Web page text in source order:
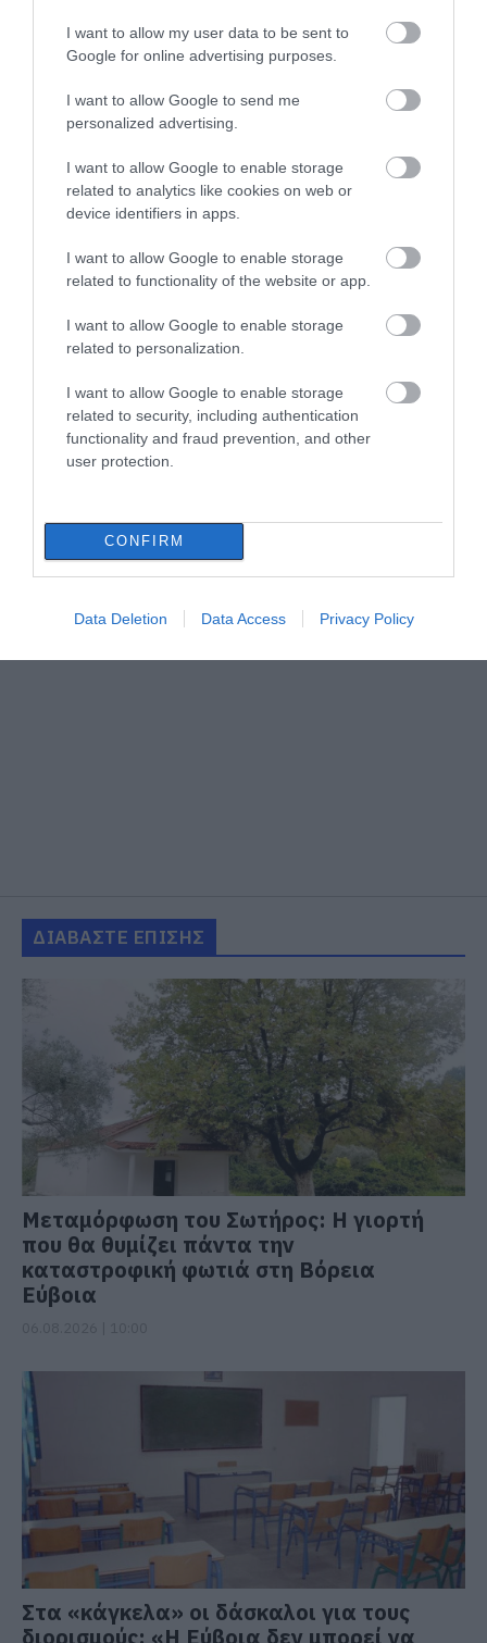
I want to allow my user data to be sent to
Google for online advertising purposes.
I want to allow Google to send me
personalized advertising.
I want to allow Google to enable storage
related to analytics like cookies on web or
device identifiers in apps.
I want to allow Google to enable storage
related to functionality of the website or app.
I want to allow Google to enable storage
related to personalization.
I want to allow Google to enable storage
related to security, including authentication
functionality and fraud prevention, and other
user protection.
CONFIRM
Data Deletion Data Access Privacy Policy
05.08.2026 | 20:20
ΔΙΑΒΑΣΤΕ ΕΠΙΣΗΣ
Μεταμόρφωση του Σωτήρος: Η γιορτή
που θα θυμίζει πάντα την
καταστροφική φωτιά στη Βόρεια
Εύβοια
Στα «κάγκελα» οι δάσκαλοι για τους
διορισμούς: «Η Εύβοια δεν μπορεί να